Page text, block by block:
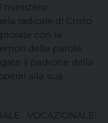
ministero
radicale di Cristo
con la
delle parole
il padrone della
alla sua
VOCAZIONALE